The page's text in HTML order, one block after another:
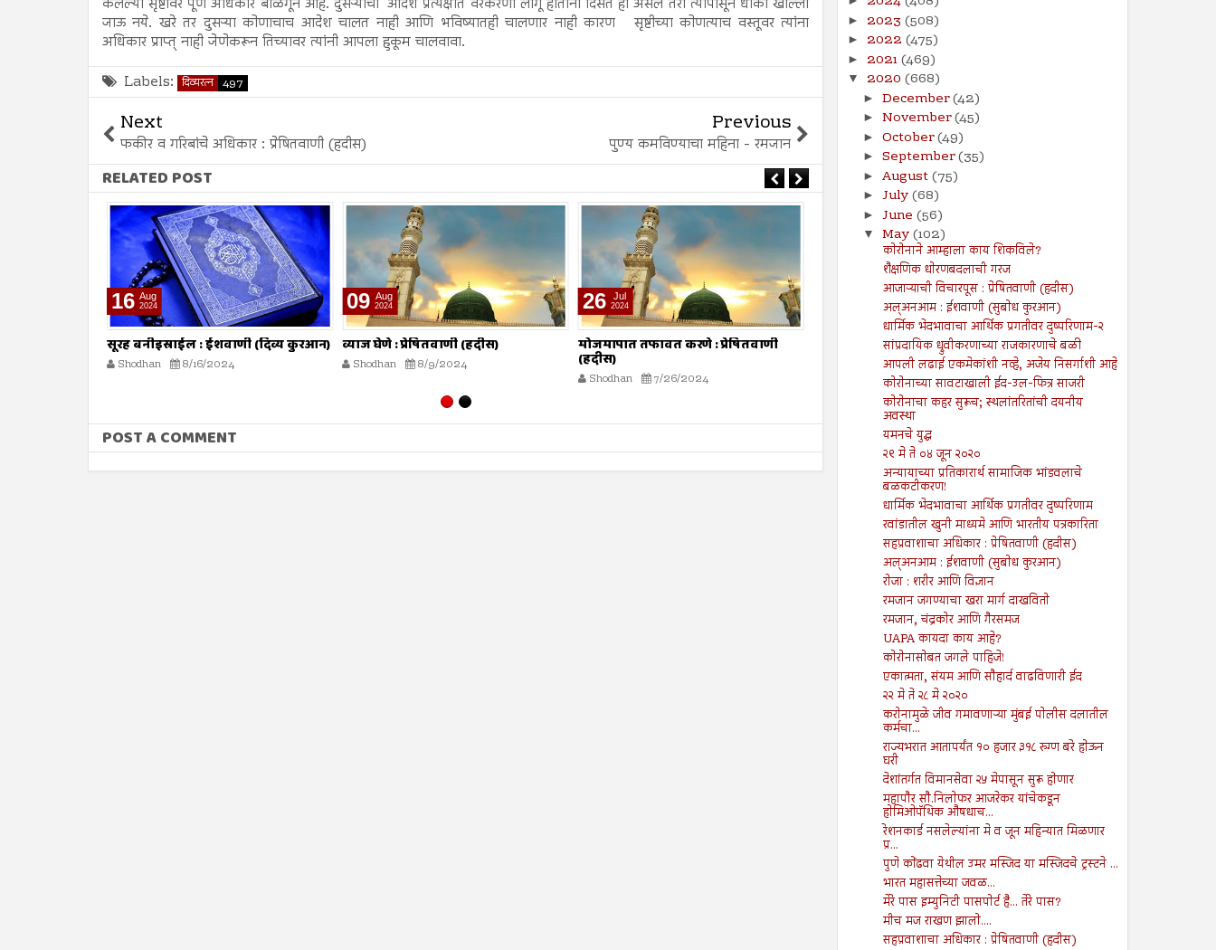
जाऊ नये. खरे तर दुसऱ्या कोणाचाच आदेश चालत नाही आणि भविष्यातही चालणार नाही कारण सृष्टीच्या कोणत्याच वस्तूवर त्यांना
अधिकार प्राप्त् नाही जेणेकरून तिच्यावर त्यांनी आपला हुकूम चालवावा.
Labels: दिव्यरत्न 497
Next
फकीर व गरिबांचे अधिकार : प्रेषितवाणी (हदीस)
Previous
पुण्य कमविण्याचा महिना - रमजान
RELATED POST
16 Aug
2024
सूरह बनीइस्राईल : ईशवाणी (दिव्य कुरआन)
Shodhan 8/16/2024
09 Aug
2024
व्याज घेणे : प्रेषितवाणी (हदीस)
Shodhan 8/9/2024
26 Jul
2024
मोजमापात तफावत करणे : प्रेषितवाणी
(हदीस)
Shodhan 7/26/2024
सूरह बनीइस्राईल : : ईशवाणी (दिव्य
7/26/2024
19
चोरी : : प्रेषितवाणी (हदीस)
Shodhan
POST A COMMENT
► 2023 (508)
► 2022 (475)
► 2021(469)
▼ 2020 (668)
► December(42)
► November(45)
► October(49)
► September(35)
► August(75)
► July(68)
► June (56)
▼ May(102)
कोरोनाने आम्हाला काय शिकविले?
शैक्षणिक धोरणबदलाची गरज
आजाऱ्याची विचारपूस : प्रेषितवाणी (हदीस)
अल्अनआम : ईशवाणी (सुबोध कुरआन)
धार्मिक भेदभावाचा आर्थिक प्रगतीवर दुष्परिणाम-२
सांप्रदायिक ध्रुवीकरणाच्या राजकारणाचे बळी
आपली लढाई एकमेकांशी नव्हे, अजेय निसर्गाशी आहे
कोरोनाच्या सावटाखाली ईद-उल-फित्र साजरी
कोरोनाचा कहर सुरूच; स्थलांतरितांची दयनीय
अवस्था
यमनचे युद्ध
२९ मे ते ०४ जून २०२०
अन्यायाच्या प्रतिकारार्थ सामाजिक भांडवलाचे
बळकटीकरण!
धार्मिक भेदभावाचा आर्थिक प्रगतीवर दुष्परिणाम
रवांडातील खुनी माध्यमे आणि भारतीय पत्रकारिता
सहप्रवाशाचा अधिकार : प्रेषितवाणी (हदीस)
अल्अनआम : ईशवाणी (सुबोध कुरआन)
रोजा : शरीर आणि विज्ञान
रमजान जगण्याचा खरा मार्ग दाखवितो
रमजान, चंद्रकोर आणि गैरसमज
UAPA कायदा काय आहे?
कोरोनासोबत जगले पाहिजे!
एकात्मता, संयम आणि सौहार्द वाढविणारी ईद
२२ मे ते २८ मे २०२०
करोनामुळे जीव गमावणाऱ्या मुंबई पोलीस दलातील
कर्मचा...
राज्यभरात आतापर्यंत १० हजार ३१८ रुग्ण बरे होऊन
घरी
देशांतर्गत विमानसेवा २५ मेपासून सुरू होणार
महापौर सौ.निलोफर आजरेकर यांचेकडून
होमिओपॅथिक औषधाच...
रेशनकार्ड नसलेल्यांना मे व जून महिन्यात मिळणार
प्र...
पुणे कोंढवा येथील उमर मस्जिद या मस्जिदचे ट्रस्टने ...
भारत महासत्तेच्या जवळ...
मेरे पास इम्युनिटी पासपोर्ट है... तेरे पास?
मीच मज राखण झालो....
सहप्रवाशाचा अधिकार : प्रेषितवाणी (हदीस)